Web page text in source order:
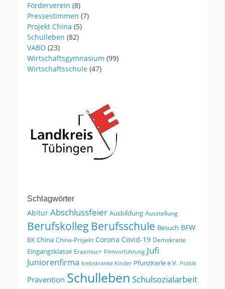
Förderverein (8)
Pressestimmen (7)
Projekt China (5)
Schulleben (82)
VABO (23)
Wirtschaftsgymnasium (99)
Wirtschaftsschule (47)
Schlagwörter
Abitur Abschlussfeier Ausbildung Ausstellung
Berufskolleg Berufsschule Besuch BFW
BK China China-Projekt Corona Covid-19 Demokratie
Eingangsklasse Erasmus+ Filmvorführung Jufi
Juniorenfirma krebskranke Kinder PfunzKerle e.V. Politik
Prävention Schulleben Schulsozialarbeit